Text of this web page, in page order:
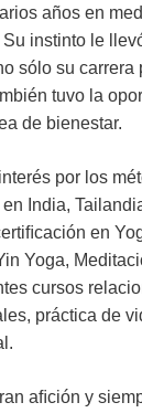
años en
instinto le
sólo su carrera
tuvo la
de bienestar.
por los
India,
en
Yoga,
cursos
práctica de
aﬁción y